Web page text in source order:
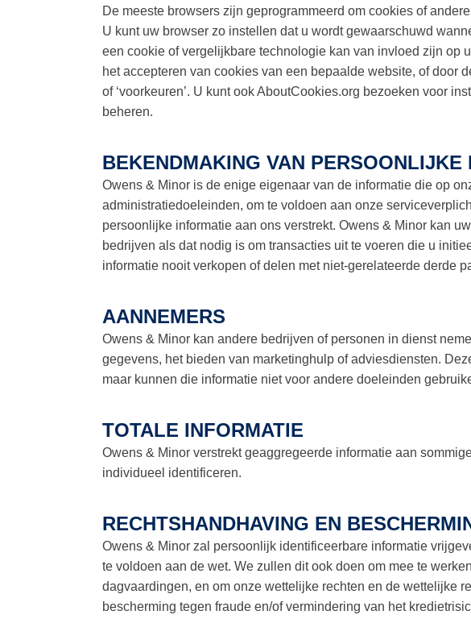
De meeste browsers zijn geprogrammeerd om cookies of
U kunt uw browser zo instellen dat u wordt gewaarschuwd
een cookie of vergelijkbare technologie kan van invloed zijn op
het accepteren van cookies van een bepaalde website, of door
of ‘voorkeuren’. U kunt ook AboutCookies.org bezoeken voor
beheren.
BEKENDMAKING VAN
Owens & Minor is de enige eigenaar van de informatie die op
administratiedoeleinden, om te voldoen aan onze
persoonlijke informatie aan ons verstrekt. Owens & Minor kan
bedrijven als dat nodig is om transacties uit te voeren die u
informatie nooit verkopen of delen met niet-gerelateerde derde
AANNEMERS
Owens & Minor kan andere bedrijven of personen in dienst
gegevens, het bieden van marketinghulp of adviesdiensten.
maar kunnen die informatie niet voor andere doeleinden
TOTALE INFORMATIE
Owens & Minor verstrekt geaggregeerde informatie aan
individueel identificeren.
RECHTSHANDHAVING EN
Owens & Minor zal persoonlijk identificeerbare informatie
te voldoen aan de wet. We zullen dit ook doen om mee te
dagvaardingen, en om onze wettelijke rechten en de wettelijke
bescherming tegen fraude en/of vermindering van het